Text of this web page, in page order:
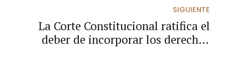
SIGUIENTE
La Corte Constitucional ratifica el
deber de incorporar los derechos